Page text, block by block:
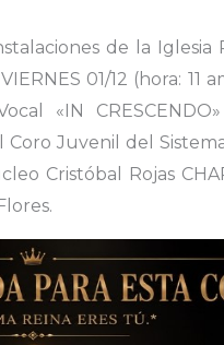
de la Iglesia
01/12 (hora: 11
«IN
Coro Juvenil del
Cristóbal Rojas